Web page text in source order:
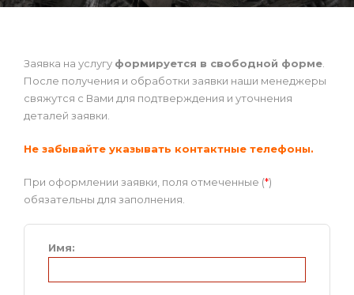
Заявка на услугу формируется в свободной форме
После получения и обработки заявки наши менеджеры
свяжутся с Вами для подтверждения и уточнения
деталей заявки.
Не забывайте указывать контактные телефоны.
При оформлении заявки, поля отмеченные (*)
обязательны для заполнения.
Имя: